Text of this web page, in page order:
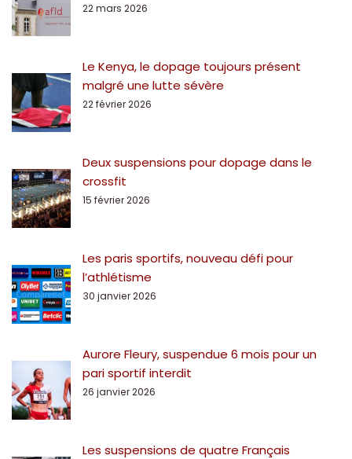
22 mars 2026
Le Kenya, le dopage toujours présent
malgré une lutte sévère
22 février 2026
Deux suspensions pour dopage dans le
crossfit
15 février 2026
Les paris sportifs, nouveau défi pour
l’athlétisme
30 janvier 2026
Aurore Fleury, suspendue 6 mois pour un
pari sportif interdit
26 janvier 2026
Les suspensions de quatre Français